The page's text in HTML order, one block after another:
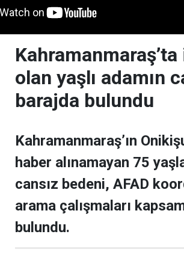
olan yaşlı adamın
barajda bulundu
Kahramanmaraş’ın
haber alınamayan 75
cansız bedeni, AFAD
arama çalışmaları
bulundu.